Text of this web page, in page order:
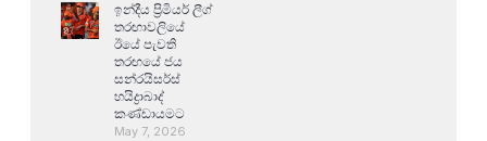
ඉන්දීය ප්‍රිමියර් ලීග්
තරඟාවලියේ
ඊයේ පැවති
තරඟයේ ජය
සන්රයිසර්ස්
හයිද්‍රාබාද්
කණ්ඩායමට
May 7, 2026